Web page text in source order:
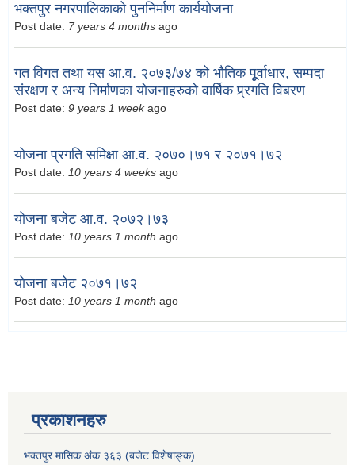
भक्तपुर नगरपालिकाको पुननिर्माण कार्ययोजना
Post date: 7 years 4 months ago
गत विगत तथा यस आ.व. २०७३/७४ को भौतिक पूूर्वाधार, सम्पदा
संरक्षण र अन्य निर्माणका योजनाहरुको वार्षिक प्र्रगति विबरण
Post date: 9 years 1 weekago
योजना प्रगति समिक्षा आ.व. २०७०।७१ र २०७१।७२
Post date: 10 years 4 weeks ago
योजना बजेट आ.व. २०७२।७३
Post date: 10 years 1 month ago
योजना बजेट २०७१।७२
Post date: 10 years 1 month ago
प्रकाशनहरु
भक्तपुर मासिक अंक ३६३ (बजेट विशेषाङ्क)